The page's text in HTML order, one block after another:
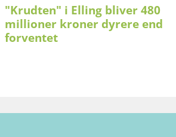
"Krudten" i Elling bliver 480
millioner kroner dyrere end
forventet